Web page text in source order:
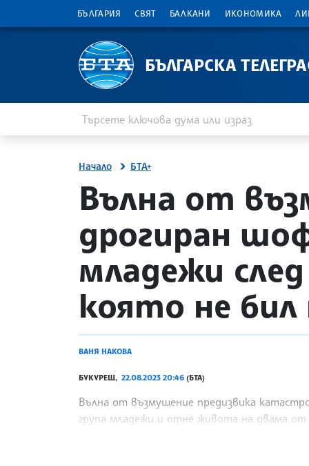
БЪЛГАРИЯ СВЯТ БАЛКАНИ ИКОНОМИКА
БЪЛГАРСКА
Начало БТА+
site.bta
Вълна от
дрогиран
младежи
която не
ВАНЯ НАКОВА
БУКУРЕЩ, 22.08.2023 20:46 (БТА)
Вълна от възмущение предизвика
група младежи и отне живота на двама